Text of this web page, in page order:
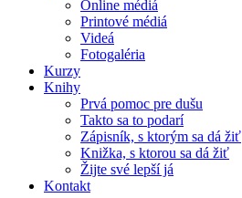
Online médiá
Printové médiá
Videá
Fotogaléria
Kurzy
Knihy
Prvá pomoc pre dušu
Takto sa to podarí
Zápisník, s ktorým sa dá žiť
Knižka, s ktorou sa dá žiť
Žijte své lepší já
Kontakt